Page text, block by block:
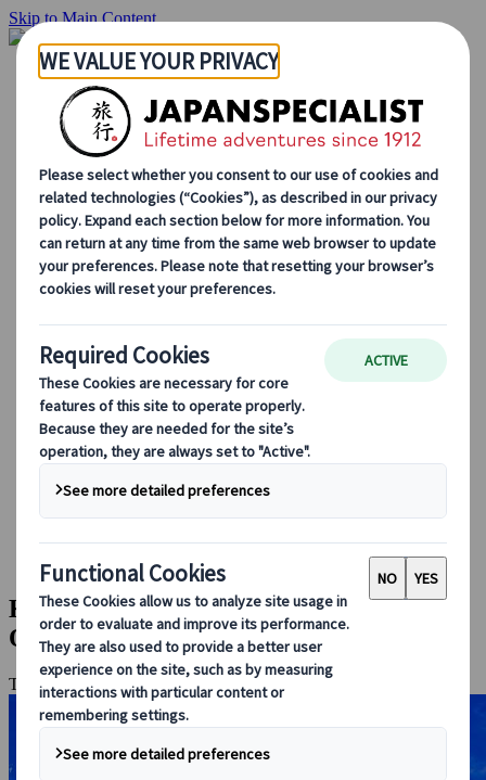
Skip to Main Content
Hjemmesiden
Reiser
Individuelle reiser
Gruppereiser
Kjør-selv ferie
Utflukter
Skreddersydde gruppereiser
Japan Rail Pass
Hvordan vi jobber
Om oss
Vårt team
Bli en del av teamet vårt
Sesongbaserte reisetips
Høydepunkter fra destinasjonen
Kulturell innsikt
Kulinariske eventyr
Utforsk Japan med tog
Ofte stilte spørsmål
Viktig informasjon
Etikette i Japan
Kjøring i Japan
Booking hos oss
Japan Rail Pass
Overnatting
Online reiseråd
Kontraster i Japan: Tokyo, Kyoto og
Okinawas skjulte skatter
Tokyo, Hovedøya Okinawa, Kyoto